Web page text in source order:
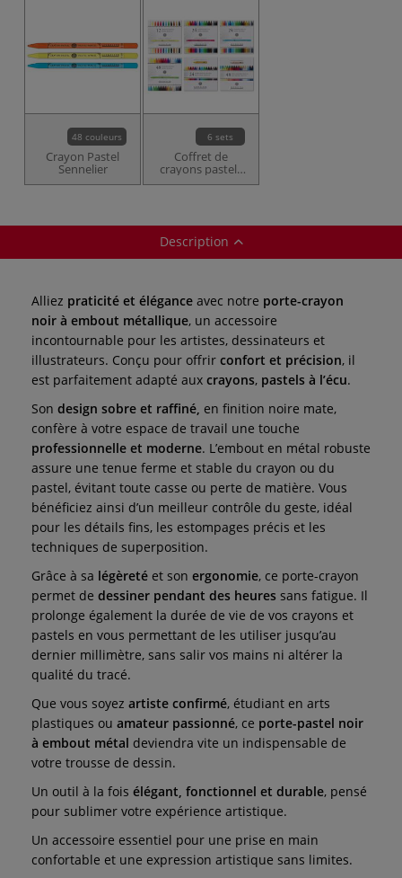
48 couleurs
Crayon Pastel
Sennelier
6 sets
Coffret de
crayons pastels
Sennelier
Description
Alliez praticité et élégance avec notre porte-crayon
noir à embout métallique, un accessoire
incontournable pour les artistes, dessinateurs et
illustrateurs. Conçu pour offrir confort et précision, il
est parfaitement adapté aux crayons, pastels à l’écu.
Son design sobre et raffiné, en finition noire mate,
confère à votre espace de travail une touche
professionnelle et moderne. L’embout en métal robuste
assure une tenue ferme et stable du crayon ou du
pastel, évitant toute casse ou perte de matière. Vous
bénéficiez ainsi d’un meilleur contrôle du geste, idéal
pour les détails fins, les estompages précis et les
techniques de superposition.
Grâce à sa légèreté et son ergonomie, ce porte-crayon
permet de dessiner pendant des heures sans fatigue. Il
prolonge également la durée de vie de vos crayons et
pastels en vous permettant de les utiliser jusqu’au
dernier millimètre, sans salir vos mains ni altérer la
qualité du tracé.
Que vous soyez artiste confirmé, étudiant en arts
plastiques ou amateur passionné, ce porte-pastel noir
à embout métal deviendra vite un indispensable de
votre trousse de dessin.
Un outil à la fois élégant, fonctionnel et durable, pensé
pour sublimer votre expérience artistique.
Un accessoire essentiel pour une prise en main
confortable et une expression artistique sans limites.